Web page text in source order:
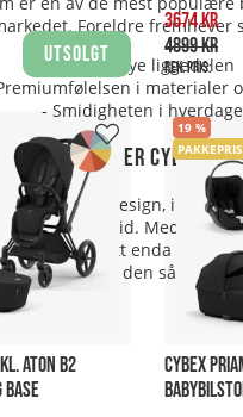
Foreldre fremhever
- Den høye liggedelen
i materialer
- Smidigheten i
– derfor er Cybex
kombinerer design,
varer over tid. Med
modellen tatt enda et steg
som har gjort den så
Utsolgt
3674 kr
4899 kr
Rek. pris:
ATON B2
BASE
19
PAKKEPRIS
CYBEX